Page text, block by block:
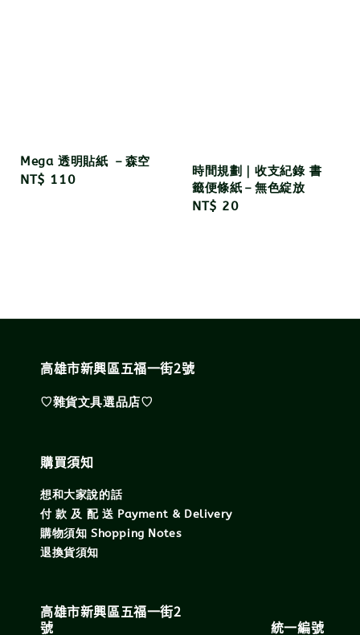
Mega 透明貼紙 －森空
Regular
NT$ 110
時間規劃｜收支紀錄 書
籤便條紙－無色綻放
Regular
NT$ 20
高雄市新興區五福一街2號
♡雜貨文具選品店♡
購買須知
想和大家說的話
付 款 及 配 送 Payment & Delivery
購物須知 Shopping Notes
退換貨須知
高雄市新興區五福一街2
號 統一編號